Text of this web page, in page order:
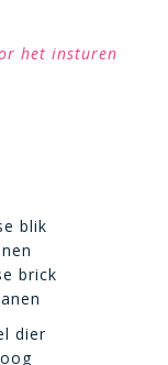
het insturen
blik
brick
dier